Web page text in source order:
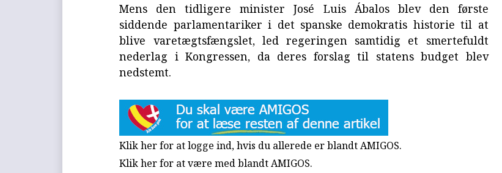
Mens den tidligere minister José Luis Ábalos blev den første
siddende parlamentariker i det spanske demokratis historie til at
blive varetægtsfængslet, led regeringen samtidig et smertefuldt
nederlag i Kongressen, da deres forslag til statens budget blev
nedstemt.
Klik her for at logge ind, hvis du allerede er blandt AMIGOS.
Klik her for at være med blandt AMIGOS.